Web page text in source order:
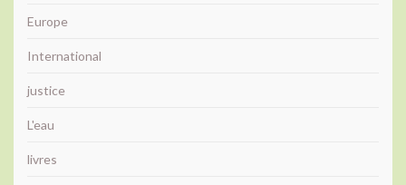
Europe
International
justice
L'eau
livres